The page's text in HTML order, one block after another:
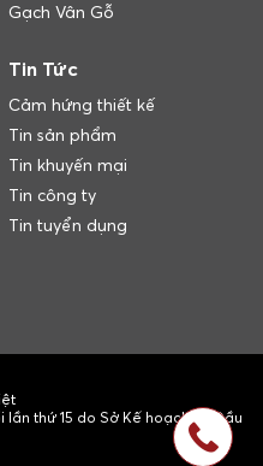
Gạch Vân Gỗ
Tin Tức
Cảm hứng thiết kế
Tin sản phẩm
Tin khuyến mại
Tin công ty
Tin tuyển dụng
lần thứ 15 do Sở Kế hoạch và Đầu